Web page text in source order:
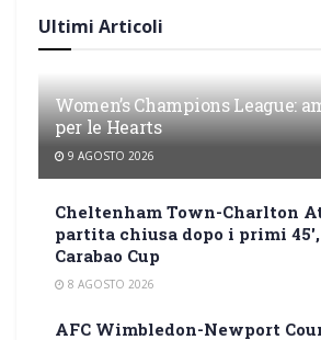
Ultimi Articoli
Women’s Champions League:
per le Hearts
9 AGOSTO 2026
Cheltenham Town-Charlton
partita chiusa dopo i primi 45′,
Carabao Cup
8 AGOSTO 2026
AFC Wimbledon-Newport